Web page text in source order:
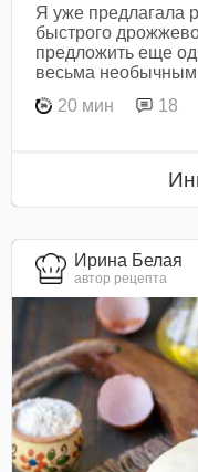
Я уже предлагала
быстрого
предложить еще
весьма
20 мин
18
Ирина Белая
автор рецепта